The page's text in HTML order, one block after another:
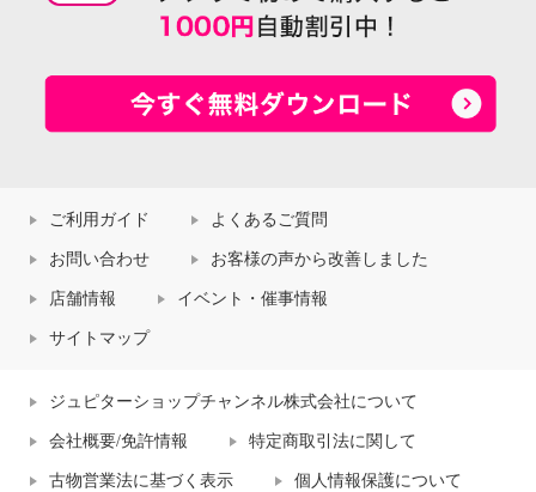
ご利用ガイド よくあるご質問
お問い合わせ お客様の声から改善しました
店舗情報 イベント・催事情報
サイトマップ
ジュピターショップチャンネル株式会社について
会社概要/免許情報 特定商取引法に関して
古物営業法に基づく表示 個人情報保護について